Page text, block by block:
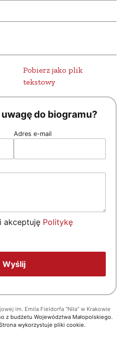
Pobierz jako plik
tekstowy
do biogramu?
Adres e-mail
akceptuję Politykę
im. Emila Fieldorfa “Nila” w Krakowie
z budżetu Województwa Małopolskiego.
wykorzystuje pliki cookie.